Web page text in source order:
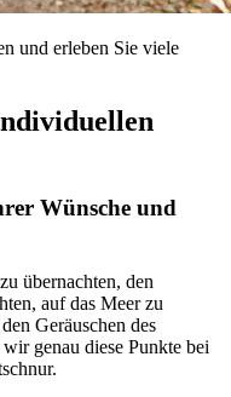
und erleben Sie viele
Wünsche und
übernachten, den
auf das Meer zu
Geräuschen des
genau diese Punkte bei